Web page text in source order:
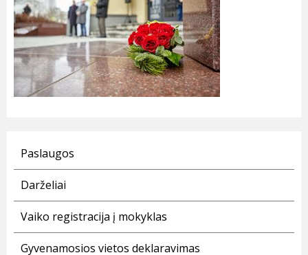
Paslaugos
Darželiai
Vaiko registracija į mokyklas
Gyvenamosios vietos deklaravimas